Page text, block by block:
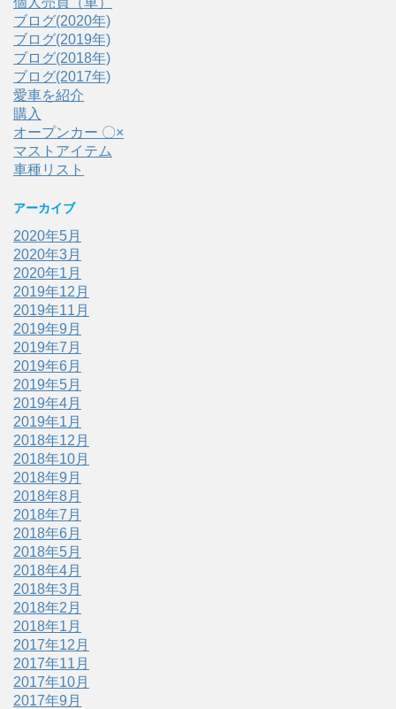
ブログ(2020年)
ブログ(2019年)
ブログ(2018年)
ブログ(2017年)
愛車を紹介
購入
オープンカー 〇×
マストアイテム
車種リスト
アーカイブ
2020年5月
2020年3月
2020年1月
2019年12月
2019年11月
2019年9月
2019年7月
2019年6月
2019年5月
2019年4月
2019年1月
2018年12月
2018年10月
2018年9月
2018年8月
2018年7月
2018年6月
2018年5月
2018年4月
2018年3月
2018年2月
2018年1月
2017年12月
2017年11月
2017年10月
2017年9月